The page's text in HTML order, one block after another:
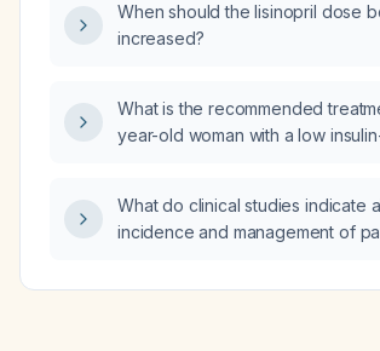
When should the lisinopril dose
increased?
What is the recommended
year-old woman with a low
What do clinical studies indicate
incidence and management of